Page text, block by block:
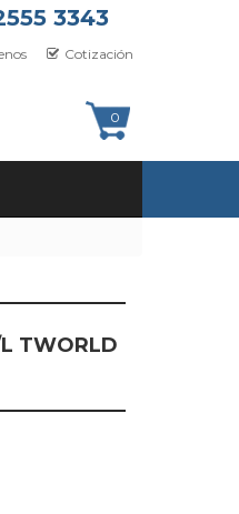
3343
Cotización
0
TWORLD